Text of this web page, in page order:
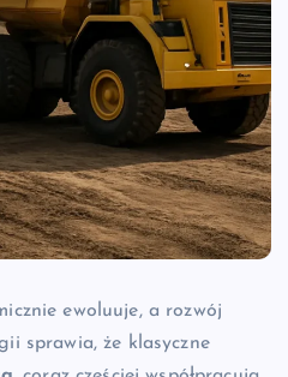
ewoluuje, a rozwój
sprawia, że klasyczne